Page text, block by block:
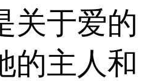
关于爱的
的主人和